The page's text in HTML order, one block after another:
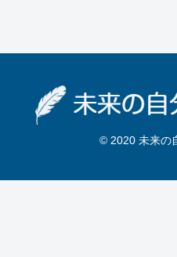
© 2020 未来の